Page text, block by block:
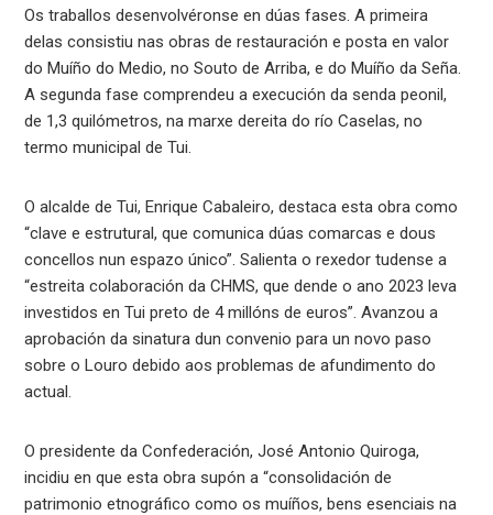
Os traballos desenvolvéronse en dúas fases. A primeira
delas consistiu nas obras de restauración e posta en valor
do Muíño do Medio, no Souto de Arriba, e do Muíño da Seña.
A segunda fase comprendeu a execución da senda peonil,
de 1,3 quilómetros, na marxe dereita do río Caselas, no
termo municipal de Tui.
O alcalde de Tui, Enrique Cabaleiro, destaca esta obra como
“clave e estrutural, que comunica dúas comarcas e dous
concellos nun espazo único”. Salienta o rexedor tudense a
“estreita colaboración da CHMS, que dende o ano 2023 leva
investidos en Tui preto de 4 millóns de euros”. Avanzou a
aprobación da sinatura dun convenio para un novo paso
sobre o Louro debido aos problemas de afundimento do
actual.
O presidente da Confederación, José Antonio Quiroga,
incidiu en que esta obra supón a “consolidación de
patrimonio etnográfico como os muíños, bens esenciais na